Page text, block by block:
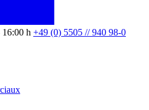
h +49 (0) 5505 // 940 98-0